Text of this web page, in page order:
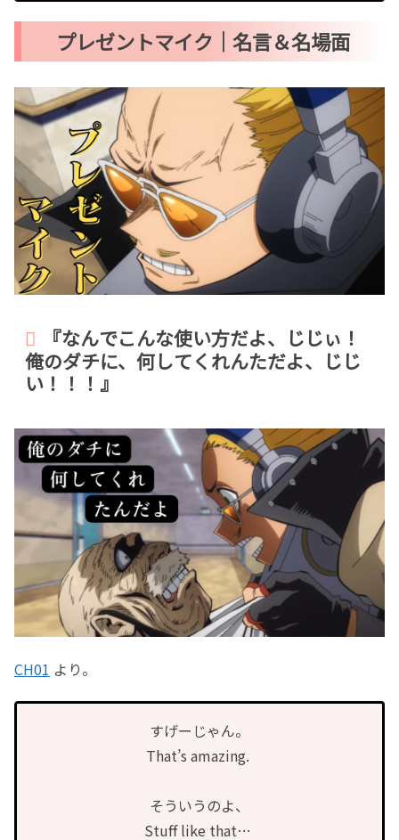
プレゼントマイク｜名言＆名場面
『なんでこんな使い方だよ、じじぃ！
俺のダチに、何してくれんただよ、じじ
い！！！』
CH01 より。
すげーじゃん。
That’s amazing.
そういうのよ、
Stuff like that…